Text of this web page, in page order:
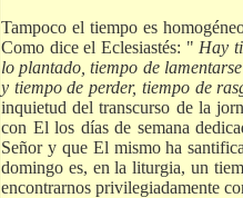
Tampoco el tiempo es
Como dice el Eclesiastés: " Hay
lo plantado, tiempo de
y tiempo de perder, tiempo de
inquietud del transcurso de la
con El los días de semana
Señor y que El mismo ha
domingo es, en la liturgia, un
encontrarnos privilegiadamente